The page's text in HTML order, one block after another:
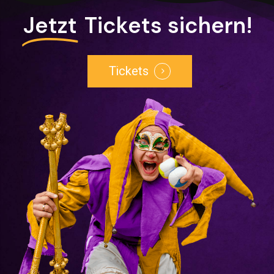
Jetzt Tickets sichern!
Tickets